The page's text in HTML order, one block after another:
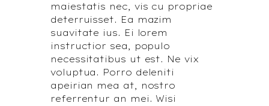
maiestatis nec, vis cu propriae
deterruisset. Ea mazim
suavitate ius. Ei lorem
instructior sea, populo
necessitatibus ut est. Ne vix
voluptua. Porro deleniti
apeirian mea at, nostro
referrentur an mei. Wisi